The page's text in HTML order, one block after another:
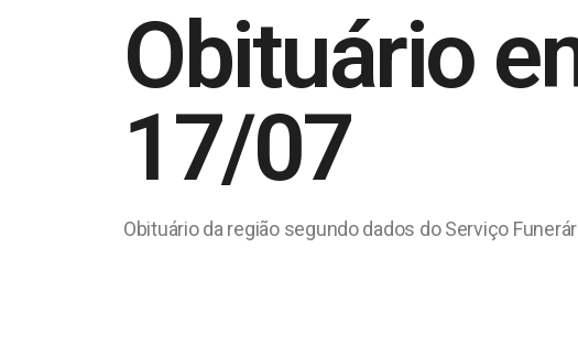
Obituário
17/07
Obituário da região segundo dados do Serviço